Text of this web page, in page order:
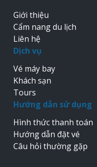
Giới thiệu
Cẩm nang du lịch
Liên hệ
Dịch vụ
Vé máy bay
Khách sạn
Tours
Hướng dẫn sử dụng
Hình thức thanh toán
Hướng dẫn đặt vé
Câu hỏi thường gặp